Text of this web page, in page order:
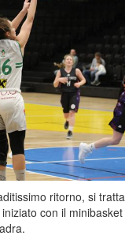
ritorno, si
con il